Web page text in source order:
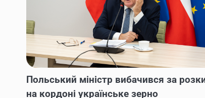
Польський міністр вибачився за
на кордоні українське зерно